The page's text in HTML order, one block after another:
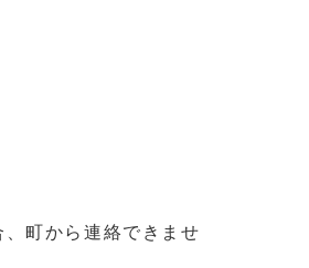
町から連絡できませ